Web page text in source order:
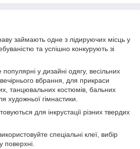
займають одне з лідируючих місць у
та успішно конкурують зі
у дизайні одягу, весільних
вбрання, для прикраси
танцювальних костюмів, бальних
художньої гімнастики.
для інкрустації різних твердих
спеціальні клеї, вибір
поверхні.